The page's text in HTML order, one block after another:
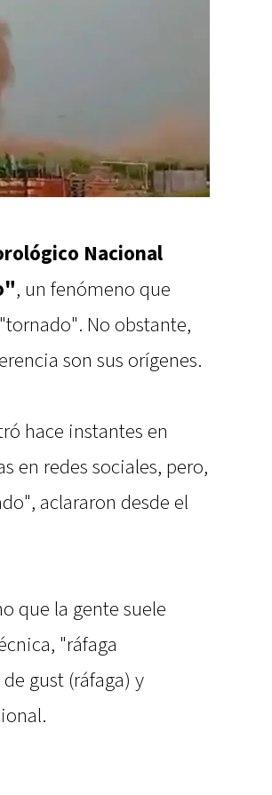
Nacional
, un fenómeno que
No obstante,
son sus orígenes.
hace instantes en
en redes sociales, pero,
aclararon desde el
que la gente suele
"ráfaga
gust (ráfaga) y